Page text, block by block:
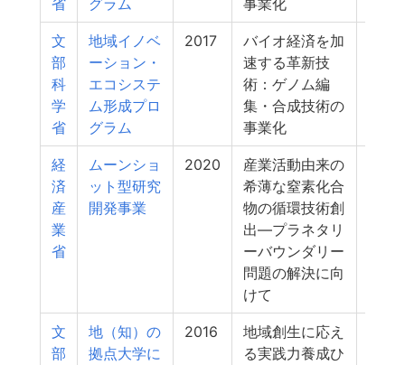
省 グラム 事業化
文
部
科
学
省
地域イノベ
ーション・
エコシステ
ム形成プロ
グラム
2017
バイオ経済を加
速する革新技
術：ゲノム編
集・合成技術の
事業化
経
済
産
業
省
ムーンショ
ット型研究
開発事業
2020
産業活動由来の
希薄な窒素化合
物の循環技術創
出―プラネタリ
ーバウンダリー
問題の解決に向
けて
文
部
地（知）の
拠点大学に
2016
地域創生に応え
る実践力養成ひ